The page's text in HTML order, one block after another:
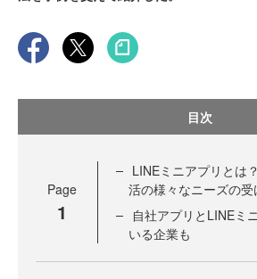
目次
Page
1
LINEミニアプリとは
活の様々なニーズの受
自社アプリとLINEミ
いる企業も